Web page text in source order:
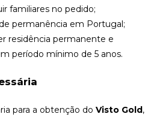
familiares no pedido;
permanência em Portugal;
residência permanente e
período mínimo de 5 anos.
para a obtenção do Visto Gold,